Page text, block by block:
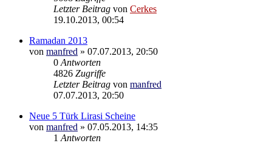
Letzter Beitrag von Cerkes
19.10.2013, 00:54
Ramadan 2013
von manfred » 07.07.2013, 20:50
0 Antworten
4826 Zugriffe
Letzter Beitrag von manfred
07.07.2013, 20:50
Neue 5 Türk Lirasi Scheine
von manfred » 07.05.2013, 14:35
1 Antworten